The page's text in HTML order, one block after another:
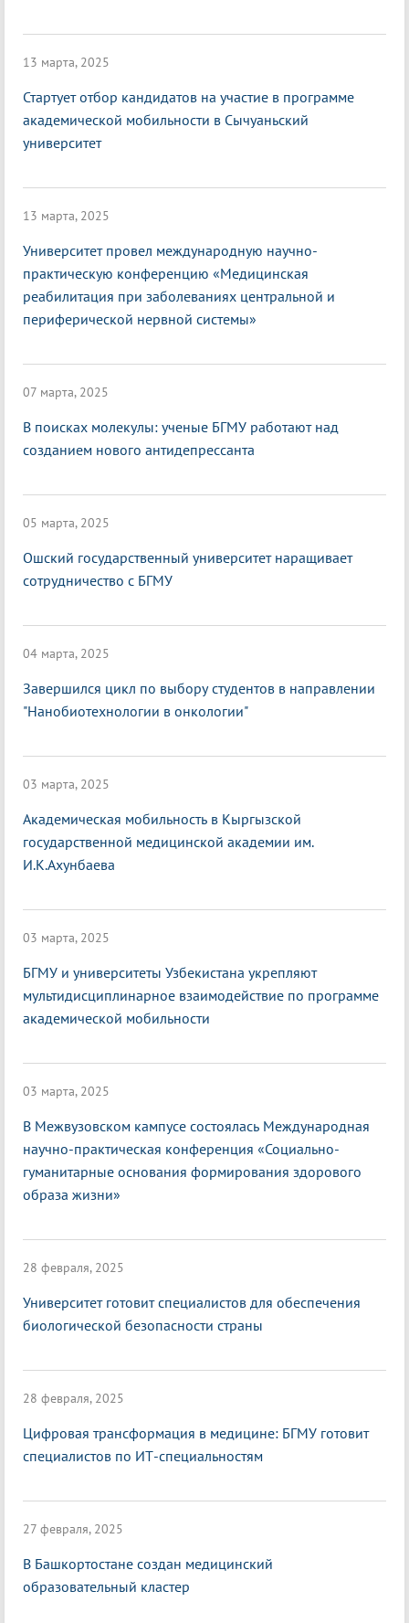
13 марта, 2025
Стартует отбор кандидатов на участие в программе
академической мобильности в Сычуаньский
университет
13 марта, 2025
Университет провел международную научно-
практическую конференцию «Медицинская
реабилитация при заболеваниях центральной и
периферической нервной системы»
07 марта, 2025
В поисках молекулы: ученые БГМУ работают над
созданием нового антидепрессанта
05 марта, 2025
Ошский государственный университет наращивает
сотрудничество с БГМУ
04 марта, 2025
Завершился цикл по выбору студентов в направлении
"Нанобиотехнологии в онкологии"
03 марта, 2025
Академическая мобильность в Кыргызской
государственной медицинской академии им.
И.К.Ахунбаева
03 марта, 2025
БГМУ и университеты Узбекистана укрепляют
мультидисциплинарное взаимодействие по программе
академической мобильности
03 марта, 2025
В Межвузовском кампусе состоялась Международная
научно-практическая конференция «Социально-
гуманитарные основания формирования здорового
образа жизни»
28 февраля, 2025
Университет готовит специалистов для обеспечения
биологической безопасности страны
28 февраля, 2025
Цифровая трансформация в медицине: БГМУ готовит
специалистов по ИТ-специальностям
27 февраля, 2025
В Башкортостане создан медицинский
образовательный кластер